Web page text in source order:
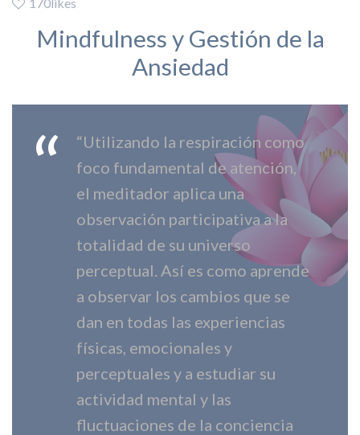
Mindfulness y Gestión de la
Ansiedad
“Utilizando la respiración como
foco fundamental de atención,
el meditador aplica una
observación participativa a la
totalidad de su universo
perceptual. Así es como aprende
a observar los cambios que se
dan en todas las experiencias
físicas, emocionales y
perceptuales y a estudiar su
actividad mental y las
fluctuaciones de la conciencia